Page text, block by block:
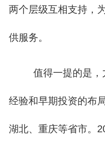
两个层级互相支持，
供服务。
值得一提的是
经验和早期投资的布
湖北、重庆等省市。